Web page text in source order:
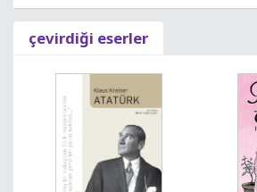
çevirdiği eserler